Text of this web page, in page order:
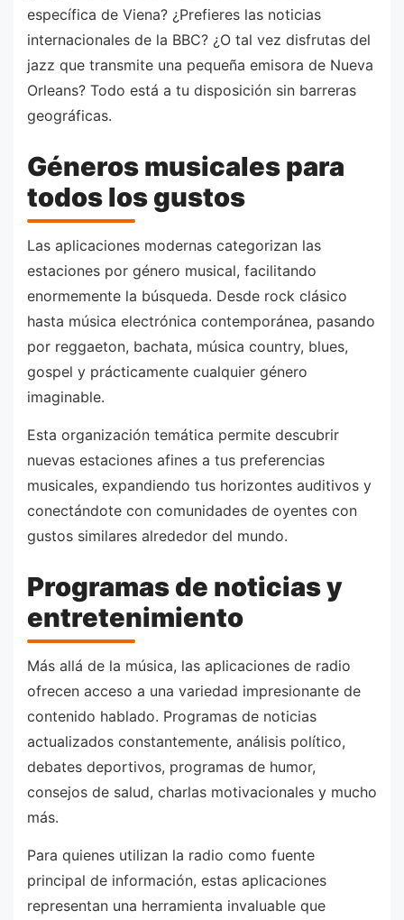
específica de Viena? ¿Prefieres las noticias
internacionales de la BBC? ¿O tal vez disfrutas del
jazz que transmite una pequeña emisora de Nueva
Orleans? Todo está a tu disposición sin barreras
geográficas.
Géneros musicales para
todos los gustos
Las aplicaciones modernas categorizan las
estaciones por género musical, facilitando
enormemente la búsqueda. Desde rock clásico
hasta música electrónica contemporánea, pasando
por reggaeton, bachata, música country, blues,
gospel y prácticamente cualquier género
imaginable.
Esta organización temática permite descubrir
nuevas estaciones afines a tus preferencias
musicales, expandiendo tus horizontes auditivos y
conectándote con comunidades de oyentes con
gustos similares alrededor del mundo.
Programas de noticias y
entretenimiento
Más allá de la música, las aplicaciones de radio
ofrecen acceso a una variedad impresionante de
contenido hablado. Programas de noticias
actualizados constantemente, análisis político,
debates deportivos, programas de humor,
consejos de salud, charlas motivacionales y mucho
más.
Para quienes utilizan la radio como fuente
principal de información, estas aplicaciones
representan una herramienta invaluable que